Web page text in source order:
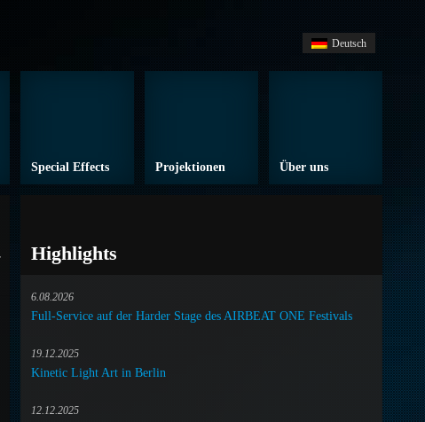
Deutsch
Special Effects Projektionen Über uns
Highlights
6.08.2026
Full-Service auf der Harder Stage des AIRBEAT ONE Festivals
19.12.2025
Kinetic Light Art in Berlin
12.12.2025